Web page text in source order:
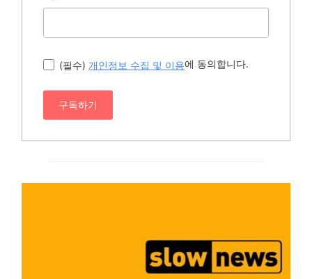
(필수) 개인정보 수집 및 이용에 동의합니다.
구독하기